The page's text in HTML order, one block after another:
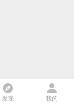
发现 我的